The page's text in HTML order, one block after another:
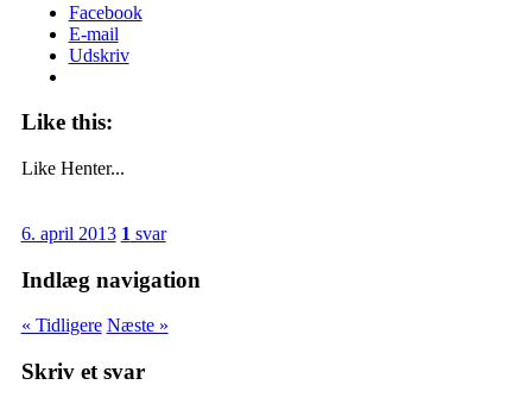
Facebook
E-mail
Udskriv
Like this:
Like Henter...
6. april 2013 1 svar
Indlæg navigation
« Tidligere Næste »
Skriv et svar